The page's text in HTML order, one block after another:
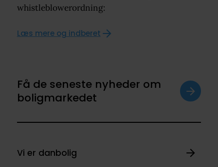
whistleblowerordning:
Læs mere og indberet
Få de seneste nyheder om
boligmarkedet
Vi er danbolig